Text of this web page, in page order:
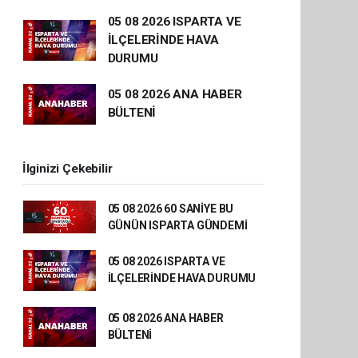
05 08 2026 ISPARTA VE
İLÇELERİNDE HAVA
DURUMU
05 08 2026 ANA HABER
BÜLTENİ
İlginizi Çekebilir
05 08 2026 60 SANİYE BU
GÜNÜN ISPARTA GÜNDEMİ
05 08 2026 ISPARTA VE
İLÇELERİNDE HAVA DURUMU
05 08 2026 ANA HABER
BÜLTENİ